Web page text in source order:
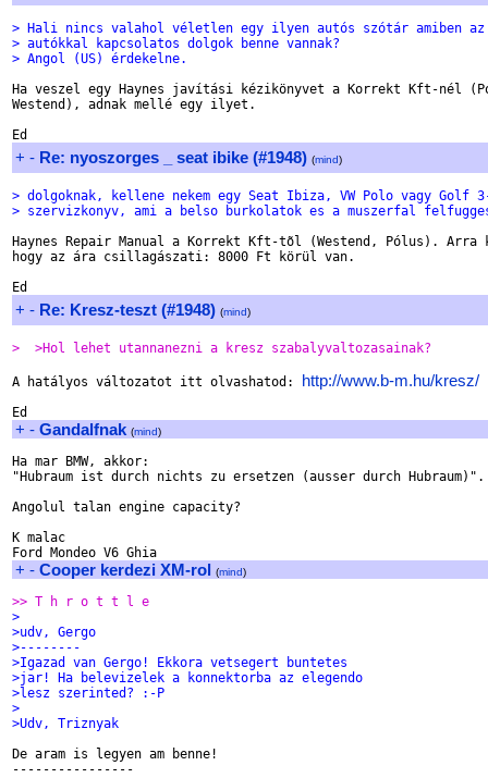
> Hali nincs valahol véletlen egy ilyen autós szótár amiben
> autókkal kapcsolatos dolgok benne vannak?
> Angol (US) érdekelne.
Ha veszel egy Haynes javítási kézikönyvet a Korrekt Kft-nél
Westend), adnak mellé egy ilyet.
+ - Re: nyoszorges _ seat ibike (#1948) (mind)
> dolgoknak, kellene nekem egy Seat Ibiza, VW Polo vagy Golf
> szervizkonyv, ami a belso burkolatok es a muszerfal
Haynes Repair Manual a Korrekt Kft-tõl (Westend, Pólus).
hogy az ára csillagászati: 8000 Ft körül van.
+ - Re: Kresz-teszt (#1948) (mind)
>  >Hol lehet utannanezni a kresz szabalyvaltozasainak?
A hatályos változatot itt olvashatod: http://www.b-m.hu/kresz/
+ - Gandalfnak (mind)
Ha mar BMW, akkor:
"Hubraum ist durch nichts zu ersetzen (ausser durch Hubraum)".
Angolul talan engine capacity?
K malac
+ - Cooper kerdezi XM-rol (mind)
>> T h r o t t l e
>
>udv, Gergo
>--------
>Igazad van Gergo! Ekkora vetsegert buntetes
>jar! Ha belevizelek a konnektorba az elegendo
>lesz szerinted? :-P
>
>Udv, Triznyak
De aram is legyen am benne!
----------------